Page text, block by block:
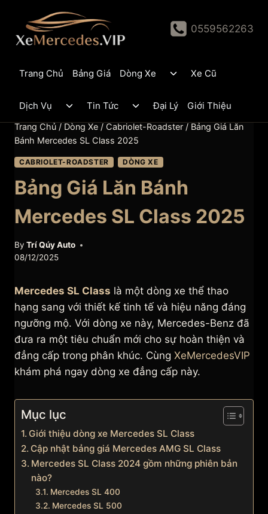
content
0559562263
Trang Chủ Bảng Giá Dòng Xe
ToggleXe Cũ
Dịch Vụ
Toggle
menu
Tin Tức
Toggle
menu
Đại Lý Giới Thiệu
Trang Chủ / Dòng Xe / Cabriolet-Roadster / Bảng Giá Lăn
Bánh Mercedes SL Class 2025
CABRIOLET-ROADSTER DÒNG XE
Bảng Giá Lăn Bánh
Mercedes SL Class 2025
By Trí Qúy Auto
08/12/2025
Mercedes SL Class là một dòng xe thể thao
hạng sang với thiết kế tinh tế và hiệu năng đáng
ngưỡng mộ. Với dòng xe này, Mercedes-Benz đã
đưa ra một tiêu chuẩn mới cho sự hoàn thiện và
đẳng cấp trong phân khúc. Cùng XeMercedesVIP
khám phá ngay dòng xe đẳng cấp này.
Mục lục
Giới thiệu dòng xe Mercedes SL Class
Cập nhật bảng giá Mercedes AMG SL Class
Mercedes SL Class 2024 gồm những phiên bản
nào?
Mercedes SL 400
Mercedes SL 500